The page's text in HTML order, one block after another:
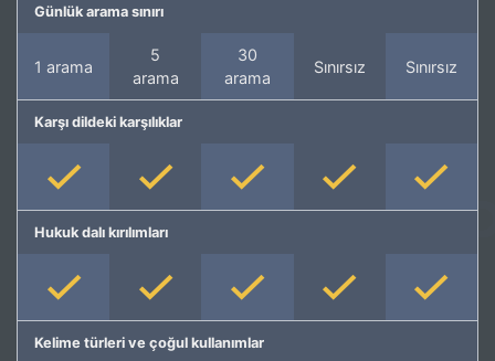
Günlük arama sınırı
1 arama
5
arama
30
arama
Sınırsız Sınırsız
Karşı dildeki karşılıklar
Hukuk dalı kırılımları
Kelime türleri ve çoğul kullanımlar